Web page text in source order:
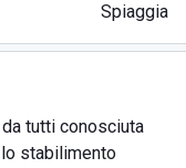
Spiaggia
tutti conosciuta
stabilimento